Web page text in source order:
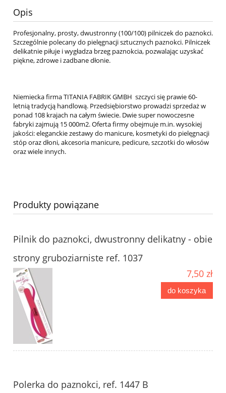
Opis
Profesjonalny, prosty, dwustronny (100/100) pilniczek do paznokci.
Szczególnie polecany do pielęgnacji sztucznych paznokci. Pilniczek
delikatnie piłuje i wygładza brzeg paznokcia, pozwalając uzyskać
piękne, zdrowe i zadbane dłonie.
Niemiecka firma TITANIA FABRIK GMBH szczyci się prawie 60-
letnią tradycją handlową. Przedsiębiorstwo prowadzi sprzedaż w
ponad 108 krajach na całym świecie. Dwie super nowoczesne
fabryki zajmują 15 000m2. Oferta firmy obejmuje m.in. wysokiej
jakości: eleganckie zestawy do manicure, kosmetyki do pielęgnacji
stóp oraz dłoni, akcesoria manicure, pedicure, szczotki do włosów
oraz wiele innych.
Produkty powiązane
Pilnik do paznokci, dwustronny delikatny - obie
strony gruboziarniste ref. 1037
7,50 zł
do koszyka
Polerka do paznokci, ref. 1447 B